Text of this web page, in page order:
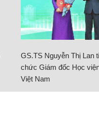
GS.TS Nguyễn Thị Lan
chức Giám đốc Học
Việt Nam